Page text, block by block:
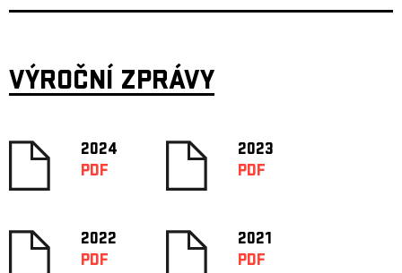
VÝROČNÍ ZPRÁVY
2024
PDF
2023
PDF
2022
PDF
2021
PDF